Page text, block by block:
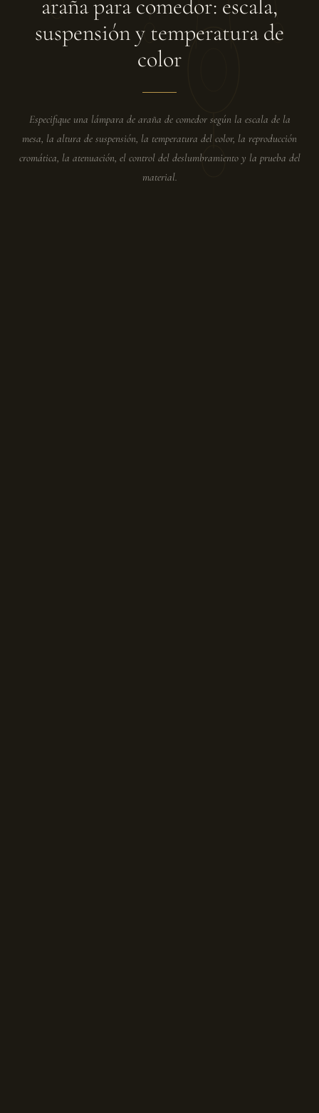
araña para comedor: escala,
suspensión y temperatura de
color
Especifique una lámpara de araña de comedor según la escala de la
mesa, la altura de suspensión, la temperatura del color, la reproducción
cromática, la atenuación, el control del deslumbramiento y la prueba del
material.